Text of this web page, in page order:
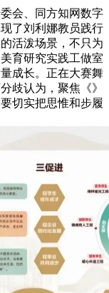
会、同方知网数字
了刘利娜教员践行
活泼场景，不只为
育研究实践工做室
成长。正在大赛舞
歧认为，聚焦《》
切实把思惟和步履